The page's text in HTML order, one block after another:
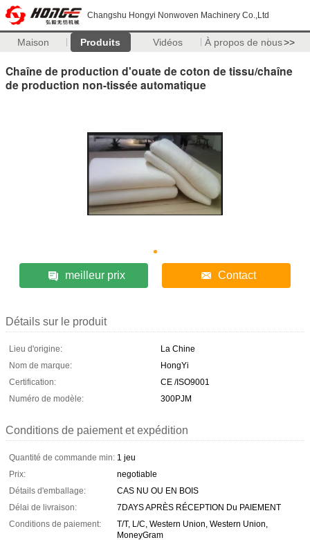
Changshu Hongyi Nonwoven Machinery Co.,Ltd
Maison Produits Vidéos À propos de nous>>
Chaîne de production d'ouate de coton de tissu/chaîne
de production non-tissée automatique
meilleur prix Contact
Détails sur le produit
Lieu d'origine:
La Chine
Nom de marque:
HongYi
Certification:
CE /ISO9001
Numéro de modèle:
300PJM
Conditions de paiement et expédition
Quantité de commande min: 1 jeu
Prix:
negotiable
Détails d'emballage:
CAS NU OU EN BOIS
Délai de livraison:
7DAYS APRÈS RÉCEPTION Du PAIEMENT
Conditions de paiement:
T/T, L/C, Western Union, Western Union,
MoneyGram